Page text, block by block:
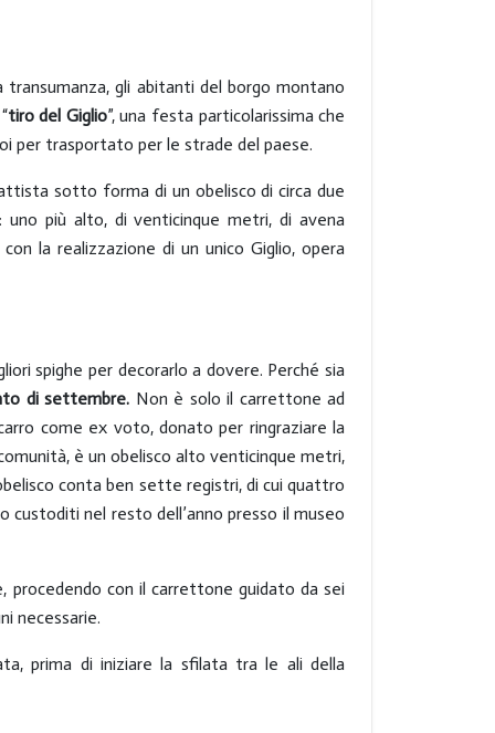
transumanza, gli abitanti del borgo montano
tiro del Giglio”, una festa particolarissima che
per trasportato per le strade del paese.
sotto forma di un obelisco di circa due
più alto, di venticinque metri, di avena
la realizzazione di un unico Giglio, opera
spighe per decorarlo a dovere. Perché sia
di settembre. Non è solo il carrettone ad
come ex voto, donato per ringraziare la
è un obelisco alto venticinque metri,
conta ben sette registri, di cui quattro
nel resto dell’anno presso il museo
procedendo con il carrettone guidato da sei
necessarie.
prima di iniziare la sfilata tra le ali della